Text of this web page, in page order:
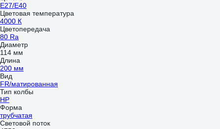
E27/E40
Цветовая температура
4000 К
Цветопередача
80 Ra
Диаметр
114 мм
Длина
200 мм
Вид
FR/матированная
Тип колбы
HP
Форма
трубчатая
Световой поток